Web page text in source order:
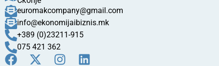
euromakcompany@gmail.com
info@ekonomijaibiznis.mk
+389 (0)23211-915
075 421 362